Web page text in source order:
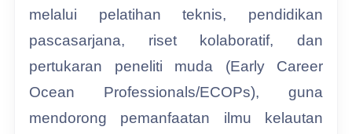
melalui pelatihan teknis, pendidikan
pascasarjana, riset kolaboratif, dan
pertukaran peneliti muda (Early Career
Ocean Professionals/ECOPs), guna
mendorong pemanfaatan ilmu kelautan